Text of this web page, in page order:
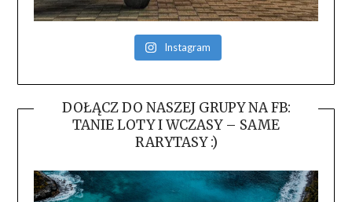
Instagram
DOŁĄCZ DO NASZEJ GRUPY NA FB:
TANIE LOTY I WCZASY – SAME
RARYTASY :)